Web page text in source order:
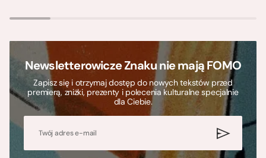
Newsletterowicze Znaku nie mają FOMO
Zapisz się i otrzymaj dostęp do nowych tekstów przed
premierą, zniżki, prezenty i polecenia kulturalne specjalnie
dla Ciebie.